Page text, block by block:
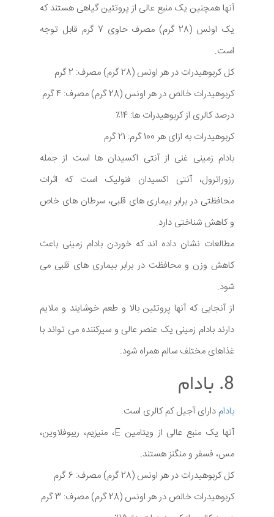
آنها همچنین یک منبع عالی از پروتئین گیاهی هستند که
یک اونس (28 گرم) مصرف حاوی 7 گرم قابل توجه
است.
کل کربوهیدرات در هر اونس (28 گرم) مصرف: 2 گرم
کربوهیدرات خالص در هر اونس (28 گرم) مصرف: 4 گرم
درصد کالری از کربوهیدرات ها: 14٪
کربوهیدرات به ازای هر 100 گرم: 21 گرم
بادام زمینی غنی از آنتی اکسیدان ها است از جمله
رزوراترول، آنتی اکسیدان فنولیک است که اثرات
محافظتی در برابر بیماری های قلبی، سرطان های خاص
و کاهش شناختی دارد.
مطالعات نشان داده اند که خوردن بادام زمینی باعث
کاهش وزن و محافظت در برابر بیماری های قلبی می
شود.
از آنجایی که آنها پروتئین بالا و طعم خوشایند و ملایم
دارند بادام زمینی یک عنصر عالی و سیرکننده می تواند با
غذاهای مختلف سالم همراه شود.
8. بادام
بادام دارای آجیل کم کالری است.
آنها یک منبع عالی از ویتامین E، منیزیم، ریبوفلاوین،
مس، فسفر و منگنز هستند.
کل کربوهیدرات در هر اونس (28 گرم) مصرف: 6 گرم
کربوهیدرات خالص در هر اونس (28 گرم) مصرف: 3 گرم